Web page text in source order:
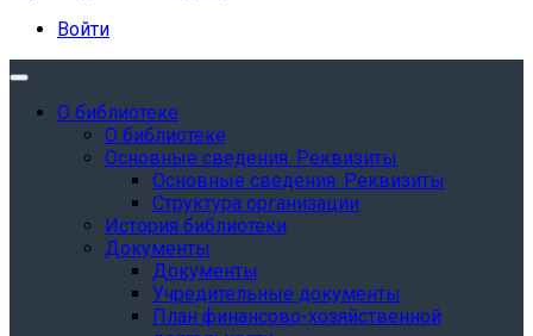
Войти
О библиотеке
О библиотеке
Основные сведения. Реквизиты
Основные сведения. Реквизиты
Структура организации
История библиотеки
Документы
Документы
Учредительные документы
План финансово-хозяйственной